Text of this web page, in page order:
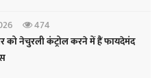
474
को नेचुरली कंट्रोल करने में हैं फायदेमंद